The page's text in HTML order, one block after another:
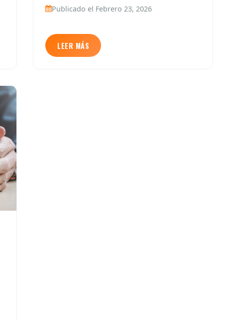
Publicado el Febrero 23, 2026
LEER MÁS